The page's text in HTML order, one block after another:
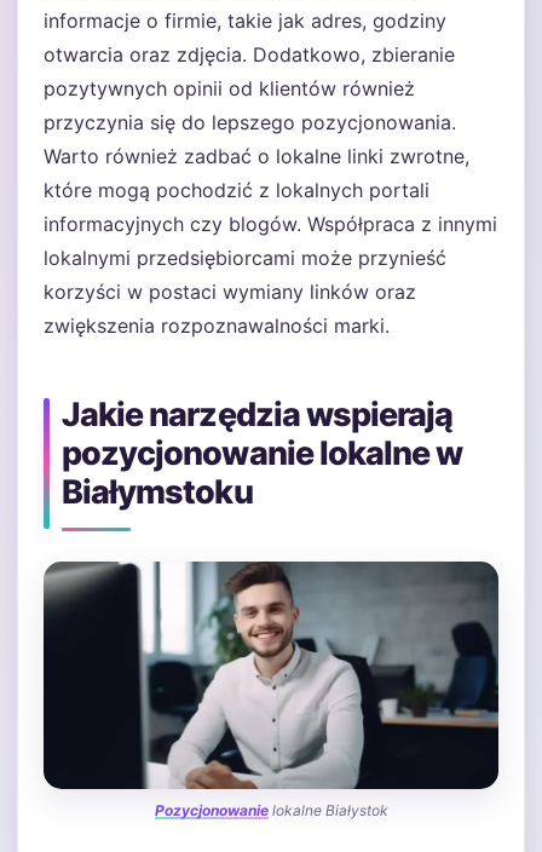
informacje o firmie, takie jak adres, godziny
otwarcia oraz zdjęcia. Dodatkowo, zbieranie
pozytywnych opinii od klientów również
przyczynia się do lepszego pozycjonowania.
Warto również zadbać o lokalne linki zwrotne,
które mogą pochodzić z lokalnych portali
informacyjnych czy blogów. Współpraca z innymi
lokalnymi przedsiębiorcami może przynieść
korzyści w postaci wymiany linków oraz
zwiększenia rozpoznawalności marki.
Jakie narzędzia wspierają
pozycjonowanie lokalne w
Białymstoku
Pozycjonowanielokalne Białystok